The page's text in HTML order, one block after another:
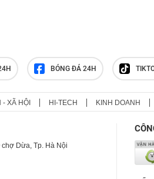
BÓNG ĐÁ 24H
XÃ HỘI HI-TECH KINH DOANH
Dừa, Tp. Hà Nội